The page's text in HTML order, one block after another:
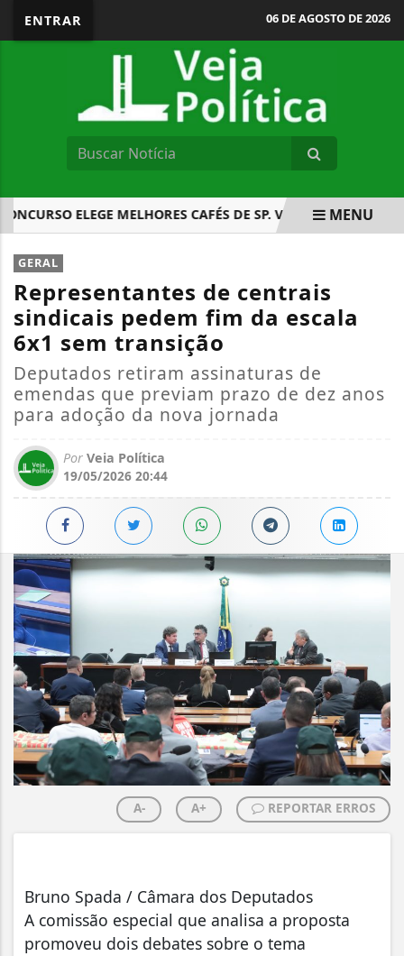
ENTRAR 06 DE AGOSTO DE 2026
ELEGE MELHORES CAFÉS DE SP. VEJA DE ONDE SÃO
EM ALTA
MENU
GERAL
Representantes de centrais
sindicais pedem fim da escala
6x1 sem transição
Deputados retiram assinaturas de
emendas que previam prazo de dez anos
para adoção da nova jornada
Por Veia Política
19/05/2026 20:44
A- A+ REPORTAR ERROS
Bruno Spada / Câmara dos Deputados
A comissão especial que analisa a proposta
promoveu dois debates sobre o tema